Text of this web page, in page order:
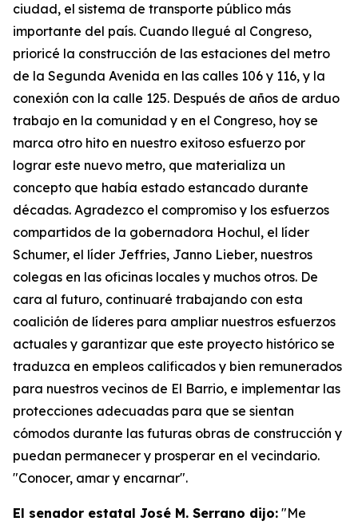
ciudad, el sistema de transporte público más
importante del país. Cuando llegué al Congreso,
prioricé la construcción de las estaciones del metro
de la Segunda Avenida en las calles 106 y 116, y la
conexión con la calle 125. Después de años de arduo
trabajo en la comunidad y en el Congreso, hoy se
marca otro hito en nuestro exitoso esfuerzo por
lograr este nuevo metro, que materializa un
concepto que había estado estancado durante
décadas. Agradezco el compromiso y los esfuerzos
compartidos de la gobernadora Hochul, el líder
Schumer, el líder Jeffries, Janno Lieber, nuestros
colegas en las oficinas locales y muchos otros. De
cara al futuro, continuaré trabajando con esta
coalición de líderes para ampliar nuestros esfuerzos
actuales y garantizar que este proyecto histórico se
traduzca en empleos calificados y bien remunerados
para nuestros vecinos de El Barrio, e implementar las
protecciones adecuadas para que se sientan
cómodos durante las futuras obras de construcción y
puedan permanecer y prosperar en el vecindario.
"Conocer, amar y encarnar".
El senador estatal José M. Serrano dijo: "Me